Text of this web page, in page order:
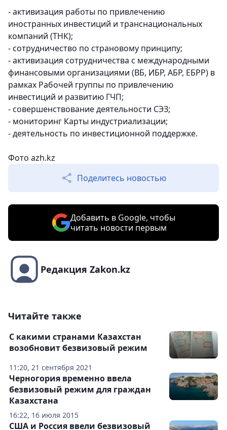
- активизация работы по привлечению
иностранных инвестиций и транснациональных
компаний (ТНК);
- сотрудничество по страновому принципу;
- активизация сотрудничества с международными
финансовыми организациями (ВБ, ИБР, АБР, ЕБРР) в
рамках Рабочей группы по привлечению
инвестиций и развитию ГЧП;
- совершенствование деятельности СЭЗ;
- мониторинг Карты индустриализации;
- деятельность по инвестиционной поддержке.
Фото azh.kz
Поделитесь новостью
Добавить в Google, чтобы
читать новости первым
Редакция Zakon.kz
Читайте также
11:20, 21 сентября 2021
С какими странами Казахстан
возобновит безвизовый режим
16:22, 16 июля 2015
Черногория временно ввела
безвизовый режим для граждан
Казахстана
США и Россия ввели безвизовый